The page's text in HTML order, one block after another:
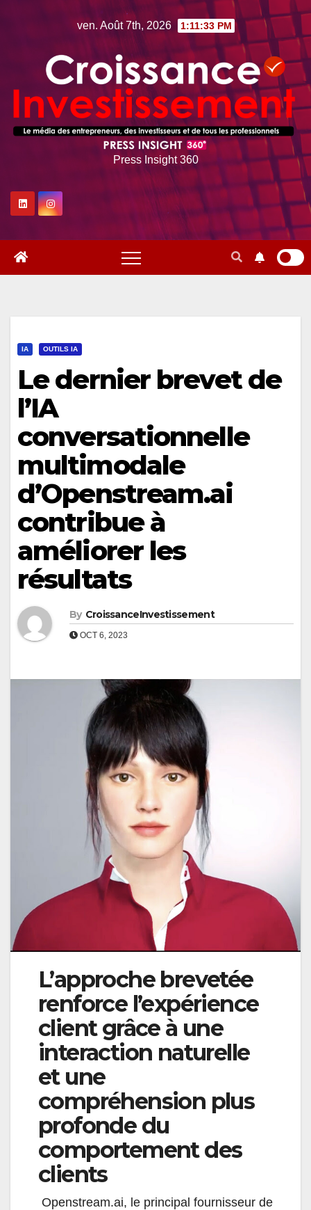
ven. Août 7th, 2026 1:11:34 PM
Press Insight 360
IA OUTILS IA
Le dernier brevet de
l’IA
conversationnelle
multimodale
d’Openstream.ai
contribue à
améliorer les
résultats
By CroissanceInvestissement
OCT 6, 2023
L’approche brevetée
renforce l’expérience
client grâce à une
interaction naturelle
et une
compréhension plus
profonde du
comportement des
clients
Openstream.ai, le principal fournisseur de